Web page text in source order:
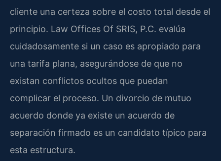
cliente una certeza sobre el costo total desde el
principio. Law Offices Of SRIS, P.C. evalúa
cuidadosamente si un caso es apropiado para
una tarifa plana, asegurándose de que no
existan conflictos ocultos que puedan
complicar el proceso. Un divorcio de mutuo
acuerdo donde ya existe un acuerdo de
separación firmado es un candidato típico para
esta estructura.